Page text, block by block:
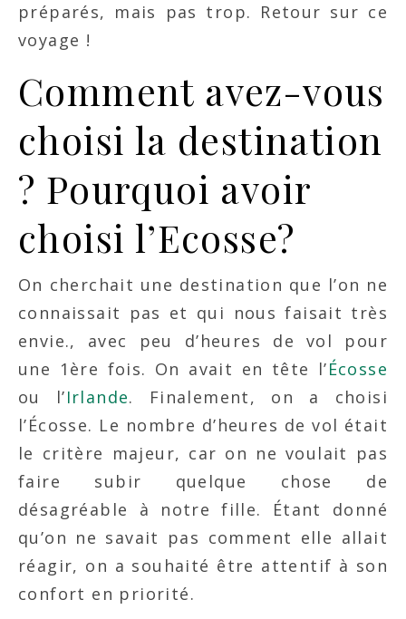
préparés, mais pas trop. Retour sur ce
voyage !
Comment avez-vous
choisi la destination
? Pourquoi avoir
choisi l’Ecosse?
On cherchait une destination que l’on ne
connaissait pas et qui nous faisait très
envie., avec peu d’heures de vol pour
une 1ère fois. On avait en tête l’Écosse
ou l’Irlande. Finalement, on a choisi
l’Écosse. Le nombre d’heures de vol était
le critère majeur, car on ne voulait pas
faire subir quelque chose de
désagréable à notre fille. Étant donné
qu’on ne savait pas comment elle allait
réagir, on a souhaité être attentif à son
confort en priorité.